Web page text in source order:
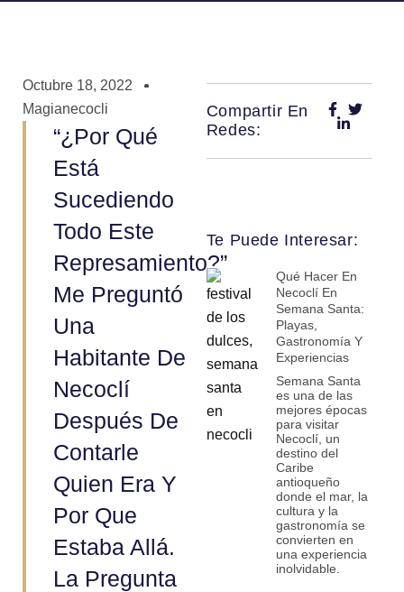
Octubre 18, 2022
Magianecocli
“¿Por Qué
Está
Sucediendo
Todo Este
Represamiento?”
Me Preguntó
Una
Habitante De
Necoclí
Después De
Contarle
Quien Era Y
Por Que
Estaba Allá.
La Pregunta
Compartir En
Redes:
Te Puede Interesar:
Qué Hacer En
Necoclí En
Semana Santa:
Playas,
Gastronomía Y
Experiencias
Semana Santa
es una de las
mejores épocas
para visitar
Necoclí, un
destino del
Caribe
antioqueño
donde el mar, la
cultura y la
gastronomía se
convierten en
una experiencia
inolvidable.